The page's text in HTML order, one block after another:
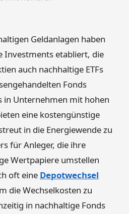
Geldanlagen haben
Investments etabliert, die
auch nachhaltige ETFs
Fonds
in Unternehmen mit hohen
eine kostengünstige
in die Energiewende zu
für Anleger, die ihre
Wertpapiere umstellen
oft eine Depotwechsel
die Wechselkosten zu
in nachhaltige Fonds